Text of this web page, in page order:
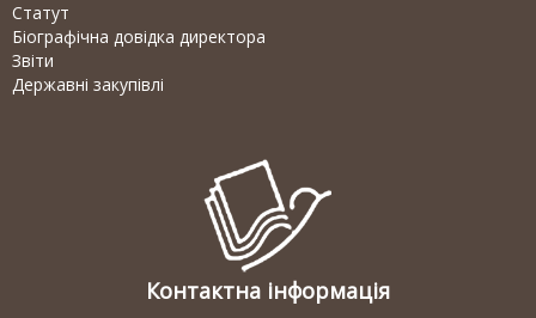
Статут
Біографічна довідка директора
Звіти
Державні закупівлі
Контактна інформація